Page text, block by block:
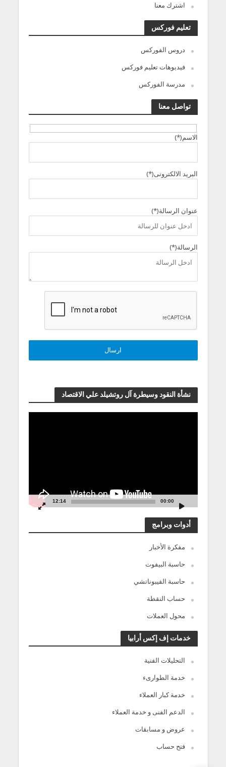
اشترك معنا
تعليم فوركس
دروس الفوركس
فيديوهات تعليم فوركس
مدرسة الفوركس
تواصل معنا
الاسم(*)
البريد الالكترونى(*)
عنوان الرسالة(*)
الرسالة(*)
نشأة النقود وسيطرة آل روتشيلد علي الاقتصاد
00:00
12:14
أدوات وبرامج
مفكرة الأخبار
حاسبة البيفوت
حاسبة الفيبوناتشي
حساب النقطة
محول العملات
خدمات إف إكس أرابيا
التحليلات الفنية
خدمة الطوارىء
خدمة كبار العملاء
الدعم الفنى و خدمة العملاء
عروض و مسابقات
فتح حساب